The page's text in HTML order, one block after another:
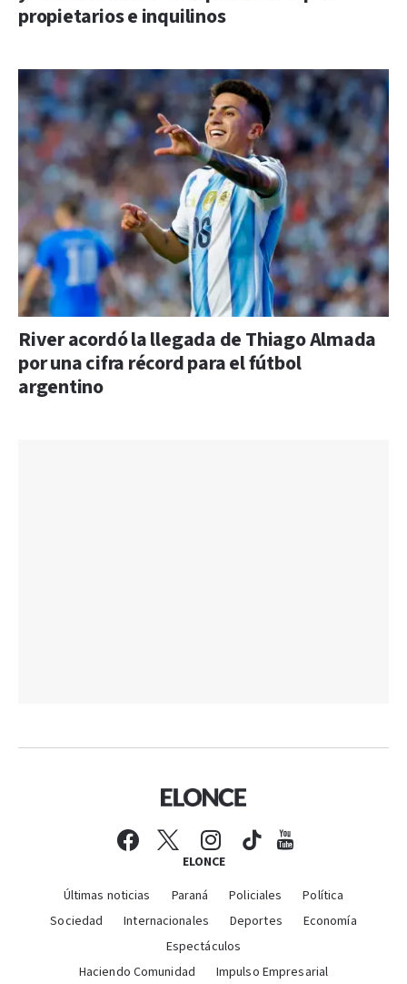
propietarios e inquilinos
River acordó la llegada de Thiago Almada
por una cifra récord para el fútbol
argentino
ELONCE
Últimas noticias Paraná Policiales
Política
Sociedad
Internacionales Deportes
Economía
Espectáculos
Haciendo Comunidad
Impulso Empresarial